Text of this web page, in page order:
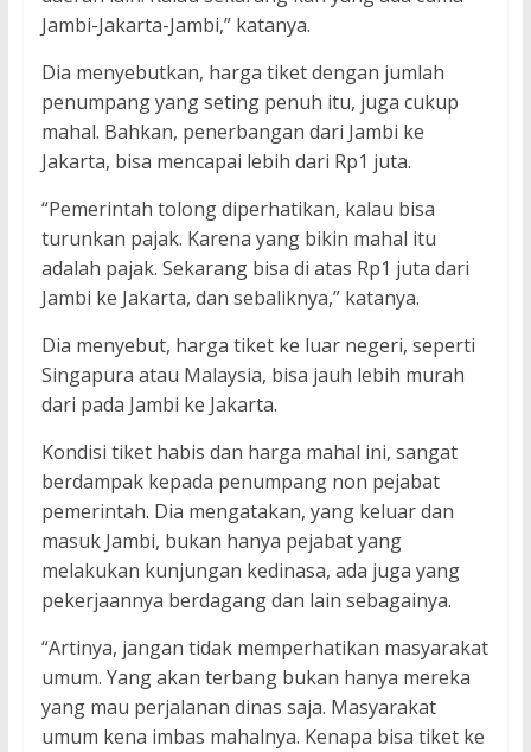
Jambi-Jakarta-Jambi,” katanya.
Dia menyebutkan, harga tiket dengan jumlah
penumpang yang seting penuh itu, juga cukup
mahal. Bahkan, penerbangan dari Jambi ke
Jakarta, bisa mencapai lebih dari Rp1 juta.
“Pemerintah tolong diperhatikan, kalau bisa
turunkan pajak. Karena yang bikin mahal itu
adalah pajak. Sekarang bisa di atas Rp1 juta dari
Jambi ke Jakarta, dan sebaliknya,” katanya.
Dia menyebut, harga tiket ke luar negeri, seperti
Singapura atau Malaysia, bisa jauh lebih murah
dari pada Jambi ke Jakarta.
Kondisi tiket habis dan harga mahal ini, sangat
berdampak kepada penumpang non pejabat
pemerintah. Dia mengatakan, yang keluar dan
masuk Jambi, bukan hanya pejabat yang
melakukan kunjungan kedinasa, ada juga yang
pekerjaannya berdagang dan lain sebagainya.
“Artinya, jangan tidak memperhatikan masyarakat
umum. Yang akan terbang bukan hanya mereka
yang mau perjalanan dinas saja. Masyarakat
umum kena imbas mahalnya. Kenapa bisa tiket ke